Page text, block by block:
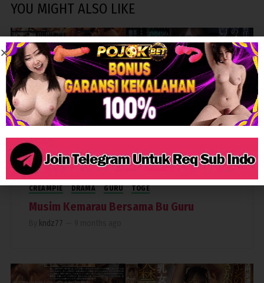
YOU MIGHT ALSO LIKE
CREAMPIE DRAMA GURU TOGE
Musim Kemarau Bersama Bu Guru
kndz77